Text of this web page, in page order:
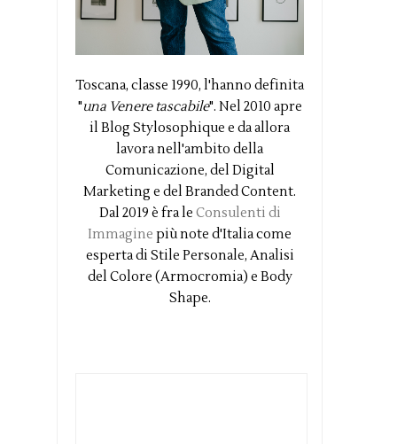
Toscana, classe 1990, l'hanno definita
"una Venere tascabile". Nel 2010 apre
il Blog Stylosophique e da allora
lavora nell'ambito della
Comunicazione, del Digital
Marketing e del Branded Content.
Dal 2019 è fra le Consulenti di
Immagine più note d'Italia come
esperta di Stile Personale, Analisi
del Colore (Armocromia) e Body
Shape.